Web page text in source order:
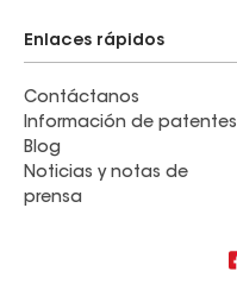
Enlaces rápidos
Contáctanos
Información de patentes
Blog
Noticias y notas de
prensa